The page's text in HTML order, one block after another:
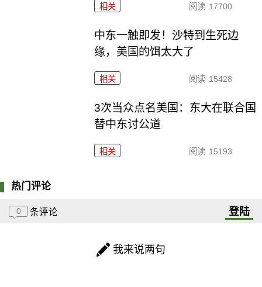
相关 阅读 17700
中东一触即发！沙特到生死边
缘，美国的饵太大了
相关 阅读 15428
3次当众点名美国：东大在联合国
替中东讨公道
相关 阅读 15193
热门评论
0 条评论 登陆
我来说两句